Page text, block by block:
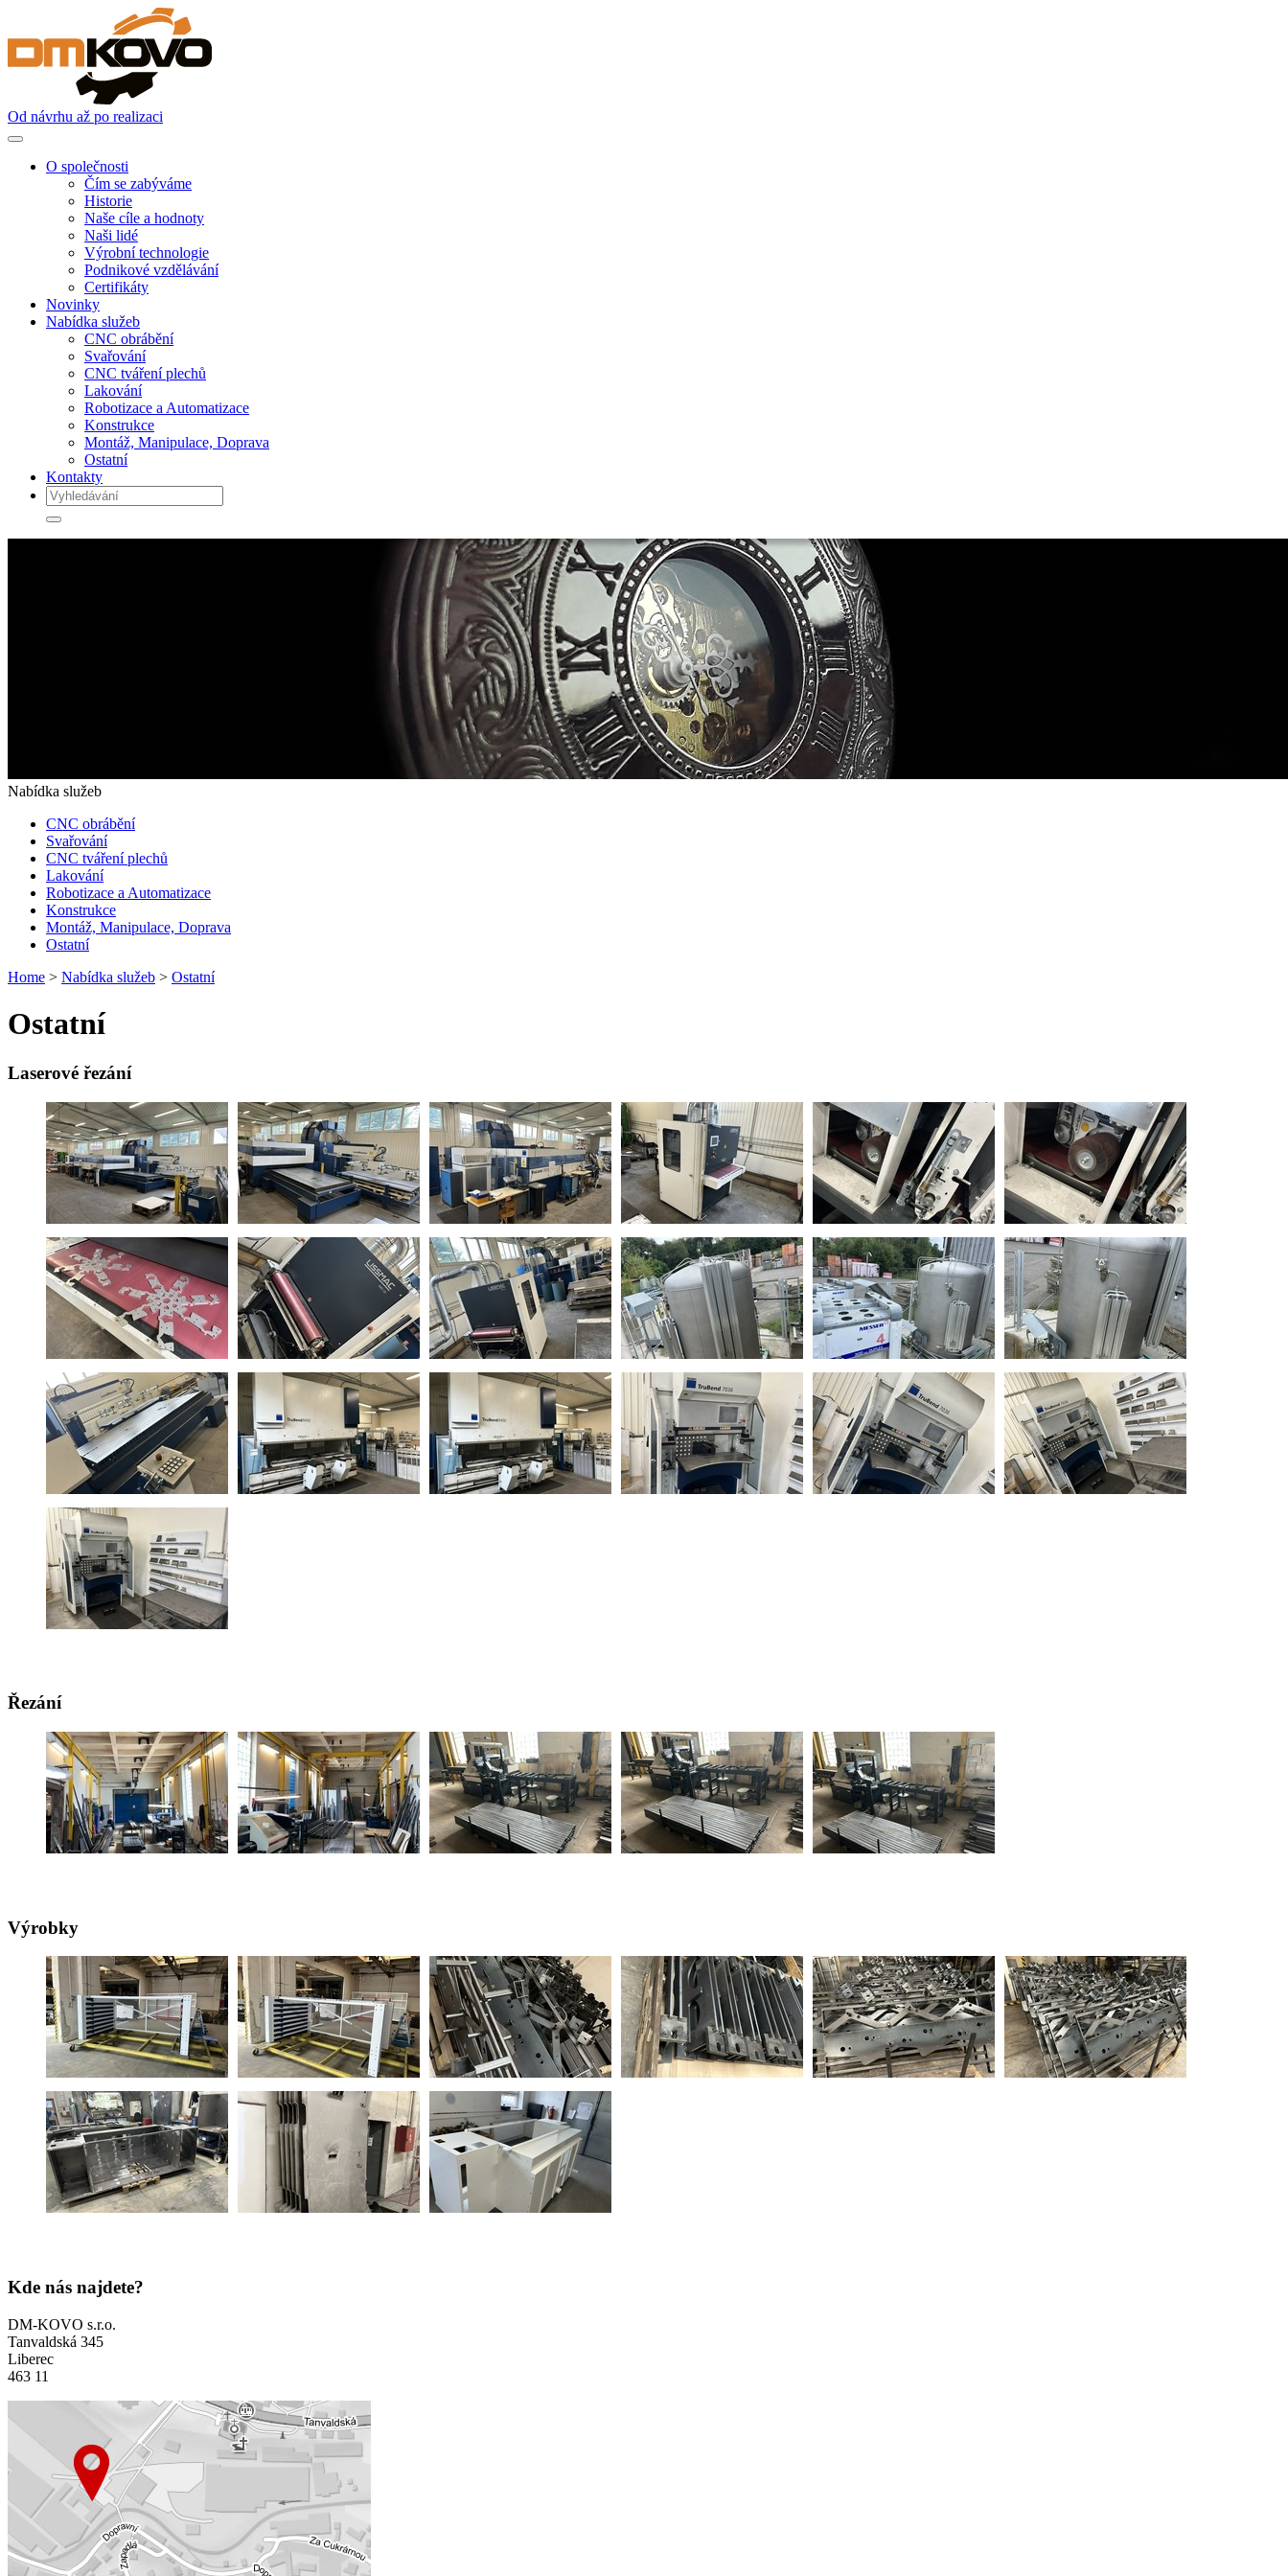
Od návrhu až po realizaci
O společnosti
Čím se zabýváme
Historie
Naše cíle a hodnoty
Naši lidé
Výrobní technologie
Podnikové vzdělávání
Certifikáty
Novinky
Nabídka služeb
CNC obrábění
Svařování
CNC tváření plechů
Lakování
Robotizace a Automatizace
Konstrukce
Montáž, Manipulace, Doprava
Ostatní
Kontakty
Nabídka služeb
CNC obrábění
Svařování
CNC tváření plechů
Lakování
Robotizace a Automatizace
Konstrukce
Montáž, Manipulace, Doprava
Ostatní
Home > Nabídka služeb > Ostatní
Ostatní
Laserové řezání
Řezání
Výrobky
Kde nás najdete?
DM-KOVO s.r.o.
Tanvaldská 345
Liberec
463 11